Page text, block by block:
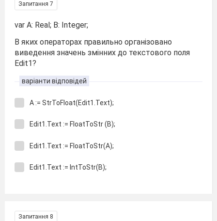
Запитання 7
var A: Real; B: Integer;
В яких операторах правильно організовано
виведення значень змінних до текстового поля
Edit1?
варіанти відповідей
А := StrToFloat(Edit1.Text);
Edit1.Text := FloatToStr (В);
Edit1.Text := FloatToStr(А);
Edit1.Text := IntToStr(В);
Запитання 8